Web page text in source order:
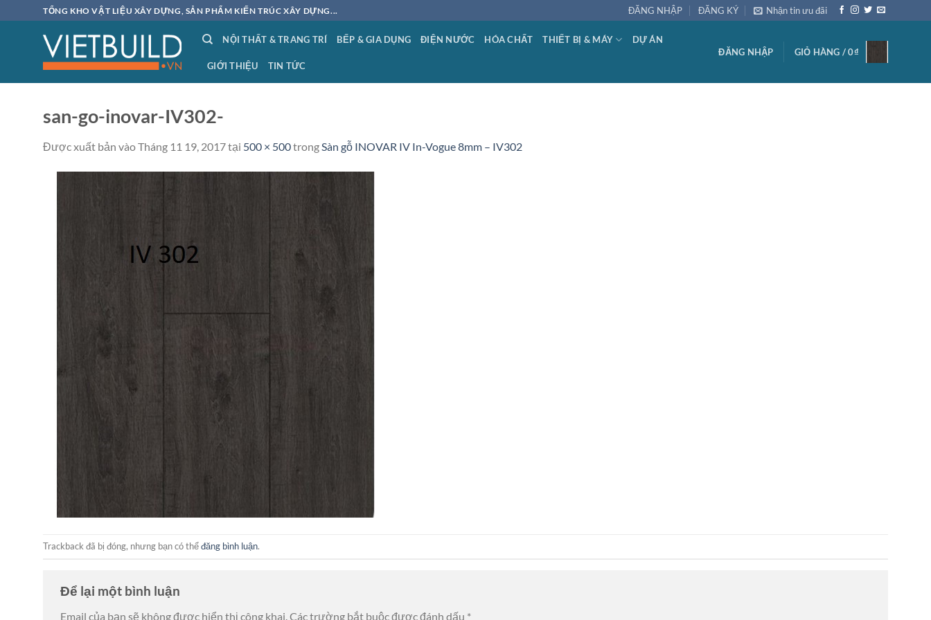
qua
TỔNG KHO VẬT LIỆU XÂY DỰNG, SẢN PHẨM KIẾN TRÚC XÂY DỰNG... ĐĂNG NHẬP ĐĂNG KÝ Nhận tin ưu đãi
NỘI THẤT & TRANG TRÍ BẾP & GIA DỤNG ĐIỆN NƯỚC HÓA CHẤT THIẾT BỊ & MÁY DỰ ÁN
GIỚI THIỆU TIN TỨC
ĐĂNG NHẬP GIỎ HÀNG /0₫
san-go-inovar-IV302-
Được xuất bản vàoTháng 11 19, 2017tại 500 × 500trong Sàn gỗ INOVAR IV In-Vogue 8mm – IV302
Trackback đã bị đóng, nhưng bạn có thểđăng bình luận.
Để lại một bình luận
Email của bạn sẽ không được hiển thị công khai.Các trường bắt buộc được đánh dấu *